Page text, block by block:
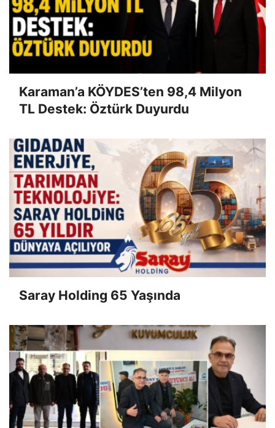
Karaman’a KÖYDES’ten 98,4 Milyon
TL Destek: Öztürk Duyurdu
Saray Holding 65 Yaşında